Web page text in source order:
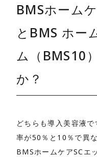
BMSホーム
とBMS ホー
ム（BMS10
か？
どちらも導入美容液
率が50％と10％で異な
BMSホームケアSCエ